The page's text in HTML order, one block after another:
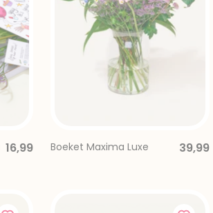
16,99 Boeket Maxima Luxe 39,99